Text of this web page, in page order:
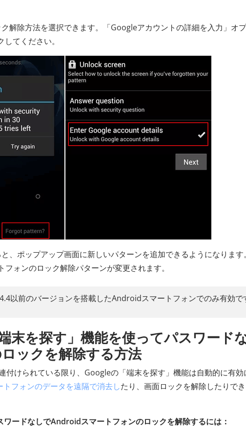
解除方法を選択できます。「Googleアカウントの詳細を入力」オ
てください。
、ポップアップ画面に新しいパターンを追加できるようになります
ォンのロック解除パターンが変更されます。
以前のバージョンを搭載したAndroidスマートフォンでのみ有効で
末を探す」機能を使ってパスワード
ックを解除する方法
けられている限り、Googleの「端末を探す」機能は自動的に有効
フォンのデータを遠隔で消去したり、画面ロックを解除したりでき
ードなしでAndroidスマートフォンのロックを解除するには：